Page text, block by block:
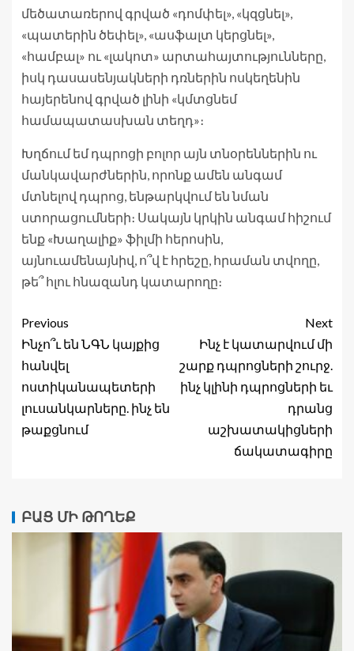
մեծատառերով գրված «դոմփել», «կզցնել»,
«պատերին ծեփել», «ասֆալտ կերցնել»,
«համբալ» ու «լակոտ» արտահայտությունները,
իսկ դասասենյակների դռներին ոսկեղենին
հայերենով գրված լինի «կմտցնեմ
համապատասխան տեղդ»։
Խղճում եմ դպրոցի բոլոր այն տնօրեններին ու
մանկավարժներին, որոնք ամեն անգամ
մտնելով դպրոց, ենթարկվում են նման
ստորացումների։ Սակայն կրկին անգամ հիշում
ենք «Խաղալիք» ֆիլմի հերոսին,
այնուամենայնիվ, ո՞վ է հրեշը, հրաման տվողը,
թե՞ հլու հնազանդ կատարողը։
Previous
Ինչո՞ւ են ՆԳՆ կայքից
հանվել
ոստիկանապետերի
լուսանկարները. ինչ են
թաքցնում
Next
Ինչ է կատարվում մի
շարք դպրոցների շուրջ.
ինչ կլինի դպրոցների եւ
դրանց
աշխատակիցների
ճակատագիրը
ԲԱՑ ՄԻ ԹՈՂԵՔ